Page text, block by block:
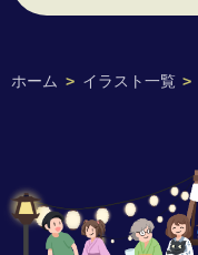
ホーム > イラスト一覧 >